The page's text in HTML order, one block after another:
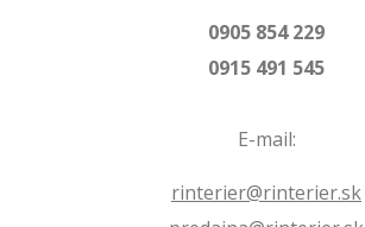
0905 854 229
0915 491 545
E-mail:
rinterier@rinterier.sk